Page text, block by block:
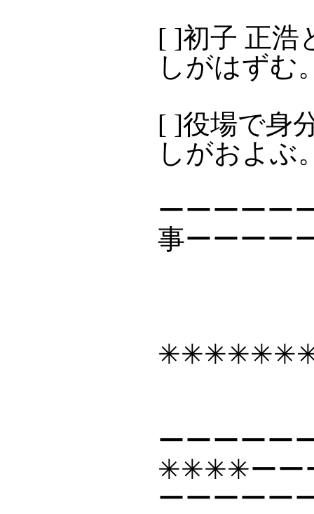
[ ]初子 正浩
しがはずむ
[ ]役場で身
しがおよぶ
ーーーーー
事ーーーー
ーーーーー
✳✳✳✳ーー
ーーーーー